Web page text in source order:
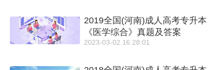
2019全国(河南)成人高考专升本
《医学综合》真题及答案
2023-03-02 16:28:01